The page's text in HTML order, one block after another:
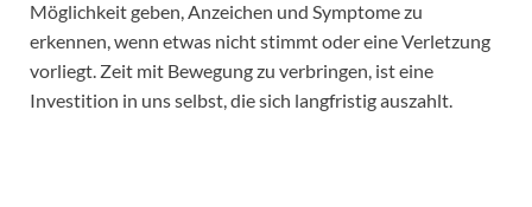
Möglichkeit geben, Anzeichen und Symptome zu
erkennen, wenn etwas nicht stimmt oder eine Verletzung
vorliegt. Zeit mit Bewegung zu verbringen, ist eine
Investition in uns selbst, die sich langfristig auszahlt.